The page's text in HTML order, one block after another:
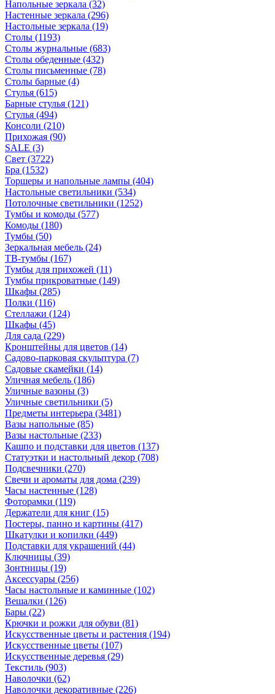
Напольные зеркала (32)
Настенные зеркала (296)
Настольные зеркала (19)
Столы (1193)
Столы журнальные (683)
Столы обеденные (432)
Столы письменные (78)
Столы барные (4)
Стулья (615)
Барные стулья (121)
Стулья (494)
Консоли (210)
Прихожая (90)
SALE (3)
Свет (3722)
Бра (1532)
Торшеры и напольные лампы (404)
Настольные светильники (534)
Потолочные светильники (1252)
Тумбы и комоды (577)
Комоды (180)
Тумбы (50)
Зеркальная мебель (24)
ТВ-тумбы (167)
Тумбы для прихожей (11)
Тумбы прикроватные (149)
Шкафы (285)
Полки (116)
Стеллажи (124)
Шкафы (45)
Для сада (229)
Кронштейны для цветов (14)
Садово-парковая скульптура (7)
Садовые скамейки (14)
Уличная мебель (186)
Уличные вазоны (3)
Уличные светильники (5)
Предметы интерьера (3481)
Вазы напольные (85)
Вазы настольные (233)
Кашпо и подставки для цветов (137)
Статуэтки и настольный декор (708)
Подсвечники (270)
Свечи и ароматы для дома (239)
Часы настенные (128)
Фоторамки (119)
Держатели для книг (15)
Постеры, панно и картины (417)
Шкатулки и копилки (449)
Подставки для украшений (44)
Ключницы (39)
Зонтницы (19)
Аксессуары (256)
Часы настольные и каминные (102)
Вешалки (126)
Бары (22)
Крючки и рожки для обуви (81)
Искусственные цветы и растения (194)
Искусственные цветы (107)
Искусcтвенные деревья (29)
Текстиль (903)
Наволочки (62)
Наволочки декоративные (226)